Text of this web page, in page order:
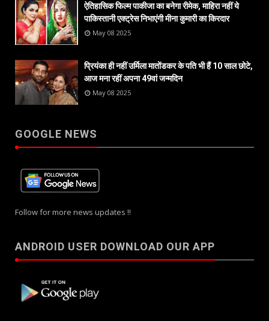
ऐतिहासिक फिल्म पाकीजा का बनेगा रीमेक, माहिरा नहीं ये
पाकिस्तानी एक्ट्रेस निभाएंगी मीना कुमारी का किरदार
May 08 2025
प्रियंका ही नहीं उर्मिला मातोंडकर के पति भी हैं 10 साल छोटे,
आज मना रहीं अपना 49वां जन्मदिन
May 08 2025
GOOGLE NEWS
Follow for more news updates !!
ANDROID USER DOWNLOAD OUR APP